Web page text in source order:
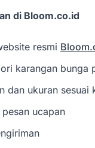
di Bloom.co.id
resmi
karangan bunga
dan ukuran sesuai
ucapan